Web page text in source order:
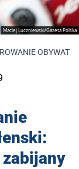
Maciej Luczniewski/Gazeta Polska